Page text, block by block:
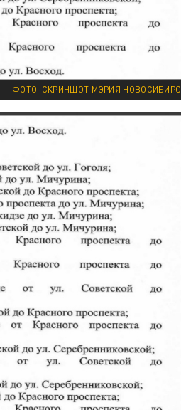
ФОТО: СКРИНШОТ МЭРИЯ